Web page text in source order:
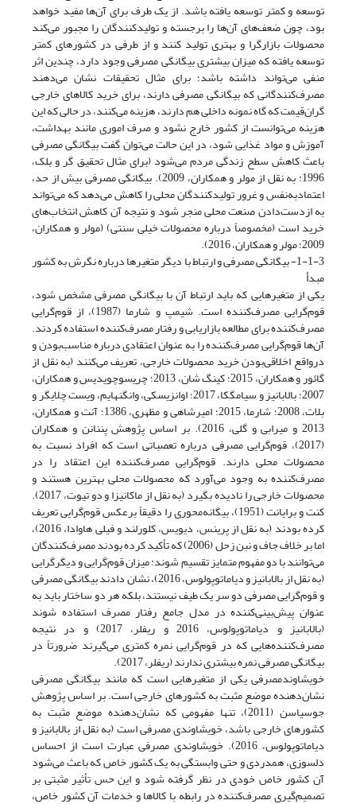
توسعه و کمتر توسعه یافته باشد. از یک طرف برای آن‌ها مفید خواهد
بود، چون ضعف‌های آن‌ها را برجسته و تولیدکنندگان را مجبور می‌کند
محصولات بازارگرا و بهتری تولید کنند و از طرفی در کشورهای کمتر
توسعه یافته که میزان بیشتری بیگانگی مصرفی وجود دارد، چندین اثر
منفی می‌تواند داشته باشد؛ برای مثال تحقیقات نشان می‌دهند
مصرف‌کنندگانی که بیگانگی مصرفی دارند، برای خرید کالاهای خارجی
گران‌قیمت که گاه نمونه داخلی هم دارند، هزینه می‌کنند، در حالی که این
هزینه می‌توانست از کشور خارج نشود و صرف اموری مانند بهداشت،
آموزش و مواد غذایی شود، در این حالت می‌توان گفت بیگانگی مصرفی
باعث کاهش سطح زندگی مردم می‌شود (برای مثال تحقیق گر و بلک،
1996: به نقل از مولر و همکاران، 2009). بیگانگی مصرفی بیش از حد،
اعتمادبه‌نفس و غرور تولیدکنندگان محلی را کاهش می‌دهد که می‌تواند
به از‌دست‌دادن صنعت محلی منجر شود و نتیجه آن کاهش انتخاب‌های
خرید است (مخصوصاً درباره محصولات خیلی سنتی) (مولر و همکاران،
2009؛ مولر و همکاران، 2016).
1-1-3- بیگانگی مصرفی و ارتباط با دیگر متغیرها درباره نگرش به کشور
مبدأ
یکی از متغیرهایی که باید ارتباط آن با بیگانگی مصرفی مشخص شود،
قوم‌گرایی مصرف‌کننده است. شیمپ و شارما (1987)، از قوم‌گرایی
مصرف‌کننده برای مطالعه بازاریابی و رفتار مصرف‌کننده استفاده کردند.
آن‌ها قوم‌گرایی مصرف‌کننده را به عنوان اعتقادی درباره مناسب‌بودن و
درواقع اخلاقی‌بودن خرید محصولات خارجی، تعریف می‌کنند (به نقل از
گائور و همکاران، 2015؛ کینگ شان، 2013؛ چریسوچویدیس و همکاران،
2007؛ بالابانیز و سیامگکا، 2017؛ اوانزیسکی، وانگنهایم، ویست چلایگر و
بلات، 2008؛ شارما، 2015؛ امیرشاهی و مظهری، 1386؛ آنت و همکاران،
2013 و میرابی و گلی، 2016). بر اساس پژوهش پننانن و همکاران
(2017)، قوم‌گرایی مصرفی درباره تعصباتی است که افراد نسبت به
محصولات محلی دارند. قوم‌گرایی مصرف‌کننده این اعتقاد را در
مصرف‌کننده به وجود می‌آورد که محصولات محلی بهترین هستند و
محصولات خارجی را نادیده بگیرد (به نقل از ماکانیزا و دو تیوت، 2017).
کنت و برایانت (1951)، بیگانه‌محوری را دقیقاً برعکس قوم‌گرایی تعریف
کرده بودند (به نقل از پرینس، دیویس، کلورلند و فیلی هاوادا، 2016)،
اما بر خلاف جاف و نبن زحل (2006) که تأکید کرده بودند مصرف‌کنندگان
می‌توانند با دو مفهوم متمایز تقسیم شوند: میزان قوم‌گرایی و دیگرگرایی
(به نقل از بالابانیز و دیاماتوپولوس، 2016)، نشان دادند بیگانگی مصرفی
و قوم‌گرایی مصرفی دو سر یک طیف نیستند، بلکه هر دو ساختار باید به
عنوان پیش‌بینی‌کننده در مدل جامع رفتار مصرف استفاده شوند
(بالابانیز و دیاماتوپولوس، 2016 و ریفلر، 2017) و در نتیجه
مصرف‌کننده‌هایی که در قوم‌گرایی نمره کمتری می‌گیرند ضرورتاً در
بیگانگی مصرفی نمره بیشتری ندارند (ریفلر، 2017).
خویشاوند‌مصرفی یکی از متغیرهایی است که مانند بیگانگی مصرفی
نشان‌دهنده موضع مثبت به کشورهای خارجی است. بر اساس پژوهش
جوسیاسن (2011)، تنها مفهومی که نشان‌دهنده‌ موضع مثبت به
کشورهای خارجی باشد، خویشاوندی مصرفی است (به نقل از بالابانیز و
دیاماتوپولوس، 2016). خویشاوندی مصرفی عبارت است از احساس
دلسوزی، همدردی و حتی وابستگی به یک کشور خاص که باعث می‌شود
آن کشور خاص خودی در نظر گرفته شود و این حس تأثیر مثبتی بر
تصمیم‌گیری مصرف‌کننده در رابطه با کالاها و خدمات آن کشور خاص،